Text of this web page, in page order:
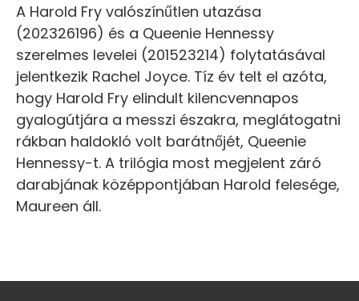
A Harold Fry valószínűtlen utazása
(202326196) és a Queenie Hennessy
szerelmes levelei (201523214) folytatásával
jelentkezik Rachel Joyce. Tíz év telt el azóta,
hogy Harold Fry elindult kilencvennapos
gyalogútjára a messzi északra, meglátogatni
rákban haldokló volt barátnőjét, Queenie
Hennessy-t. A trilógia most megjelent záró
darabjának középpontjában Harold felesége,
Maureen áll.